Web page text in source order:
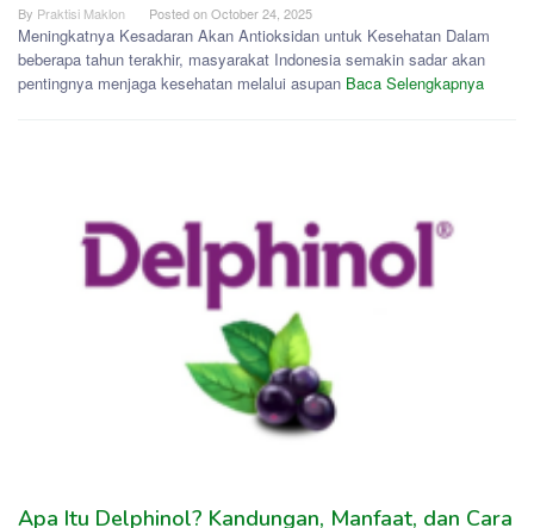
By Praktisi Maklon Posted onOctober 24, 2025
Meningkatnya Kesadaran Akan Antioksidan untuk Kesehatan Dalam
beberapa tahun terakhir, masyarakat Indonesia semakin sadar akan
pentingnya menjaga kesehatan melalui asupan Baca Selengkapnya
Apa Itu Delphinol? Kandungan, Manfaat, dan Cara